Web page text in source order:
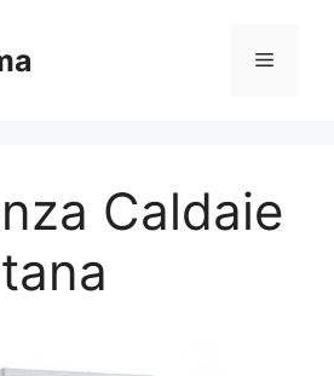
Menu
Caldaie